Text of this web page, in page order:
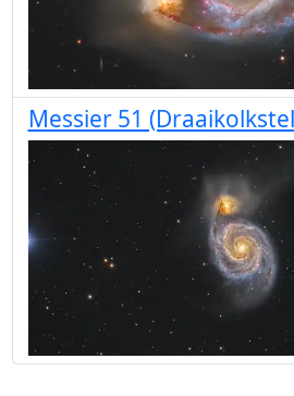
Messier 51